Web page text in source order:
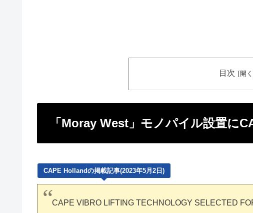
目次
「Moray West」モノパイル設置に
CAPE Hollandの掲載記事(2023年5月2日)
CAPE VIBRO LIFTING TECHNOLOGY SELECTED